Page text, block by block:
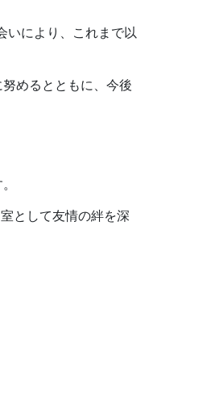
いにより、これまで以
めるとともに、今後
として友情の絆を深